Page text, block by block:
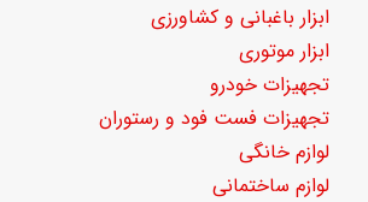
ابزار باغبانی و کشاورزی
ابزار موتوری
تجهیزات خودرو
تجهیزات فست فود و رستوران
لوازم خانگی
لوازم ساختمانی